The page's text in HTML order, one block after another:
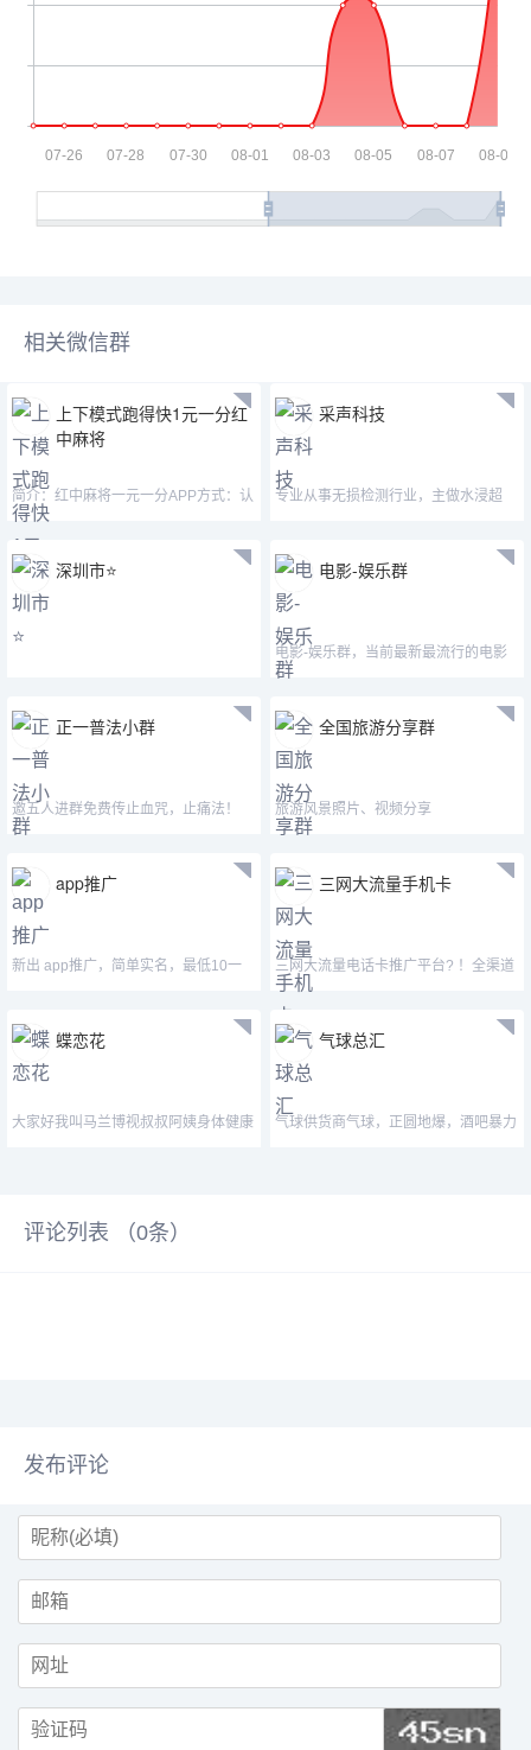
相关微信群
上下模式跑得快1元一分红
中麻将
简介：红中麻将一元一分APP方式：认
准微—mj33656—mimi15
采声科技
专业从事无损检测行业，主做水浸超
深圳市⭐️ 电影-娱乐群
电影-娱乐群，当前最新最流行的电影
正一普法小群
邀五人进群免费传止血咒，止痛法！
全国旅游分享群
旅游风景照片、视频分享
app推广
新出 app推广，简单实名，最低10一
三网大流量手机卡
三网大流量电话卡推广平台? ！全渠道
招商， 价格175/张
蝶恋花
大家好我叫马兰博视叔叔阿姨身体健康
气球总汇
气球供货商气球，正圆地爆，酒吧暴力
评论列表 （0条）
发布评论